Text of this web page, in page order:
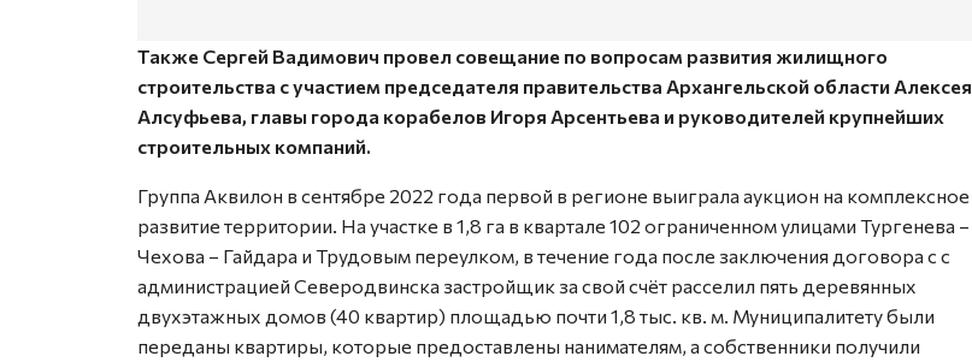
Также Сергей Вадимович провел совещание по вопросам развития жилищного
строительства с участием председателя правительства Архангельской области Алексея
Алсуфьева, главы города корабелов Игоря Арсентьева и руководителей крупнейших
строительных компаний.
Группа Аквилон в сентябре 2022 года первой в регионе выиграла аукцион на комплексное
развитие территории. На участке в 1,8 га в квартале 102 ограниченном улицами Тургенева –
Чехова – Гайдара и Трудовым переулком, в течение года после заключения договора с с
администрацией Северодвинска застройщик за свой счёт расселил пять деревянных
двухэтажных домов (40 квартир) площадью почти 1,8 тыс. кв. м. Муниципалитету были
переданы квартиры, которые предоставлены нанимателям, а собственники получили